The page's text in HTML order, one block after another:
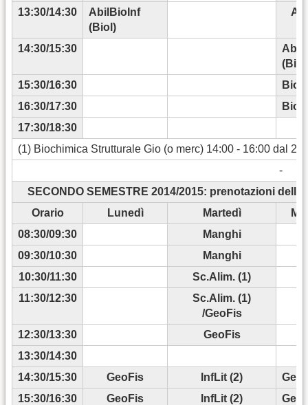
13:30/14:30
AbilBioInf
(Biol)
14:30/15:30
15:30/16:30
16:30/17:30
17:30/18:30
(1) Biochimica Strutturale Gio (o merc) 14:00 - 16:00 dal
-
SECONDO SEMESTRE 2014/2015: prenotazioni
Orario
Lunedì Martedì
08:30/09:30
Manghi
09:30/10:30
Manghi
10:30/11:30
Sc.Alim. (1)
11:30/12:30
Sc.Alim. (1)
/GeoFis
12:30/13:30
GeoFis
13:30/14:30
14:30/15:30
GeoFis InfLit (2)
15:30/16:30
GeoFis InfLit (2)